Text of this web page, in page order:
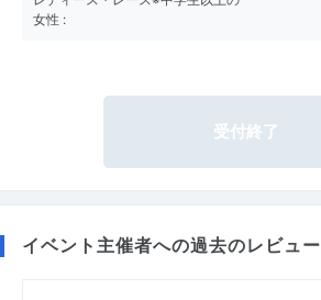
女性 :
受付終了
イベント主催者への過去のレビュー